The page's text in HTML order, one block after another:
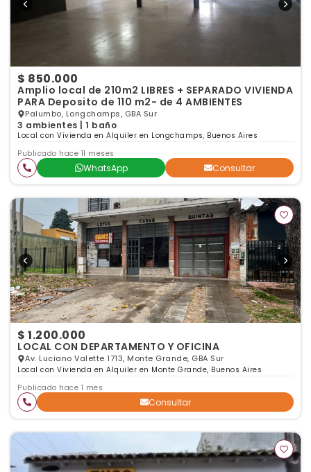
$ 850.000
Amplio local de 210m2 LIBRES + SEPARADO VIVIENDA
PARA Deposito de 110 m2- de 4 AMBIENTES
Palumbo, Longchamps, GBA Sur
3 ambientes | 1 baño
Local con Vivienda en Alquiler en Longchamps, Buenos Aires
Publicado hace 11 meses
WhatsApp Consultar
$ 1.200.000
LOCAL CON DEPARTAMENTO Y OFICINA
Av. Luciano Valette 1713, Monte Grande, GBA Sur
Local con Vivienda en Alquiler en Monte Grande, Buenos Aires
Publicado hace 1 mes
Consultar